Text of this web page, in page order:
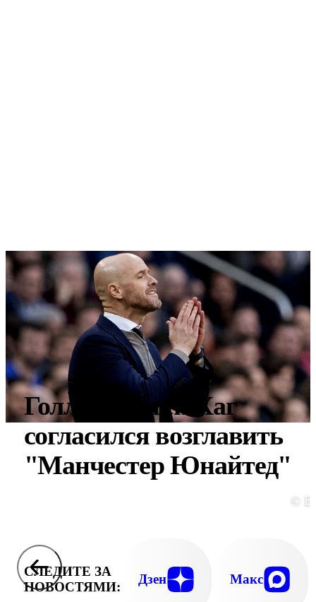
Голландец тен Хаг
согласился возглавить
"Манчестер Юнайтед"
©
СЛЕДИТЕ ЗА
НОВОСТЯМИ:
Дзен Макс